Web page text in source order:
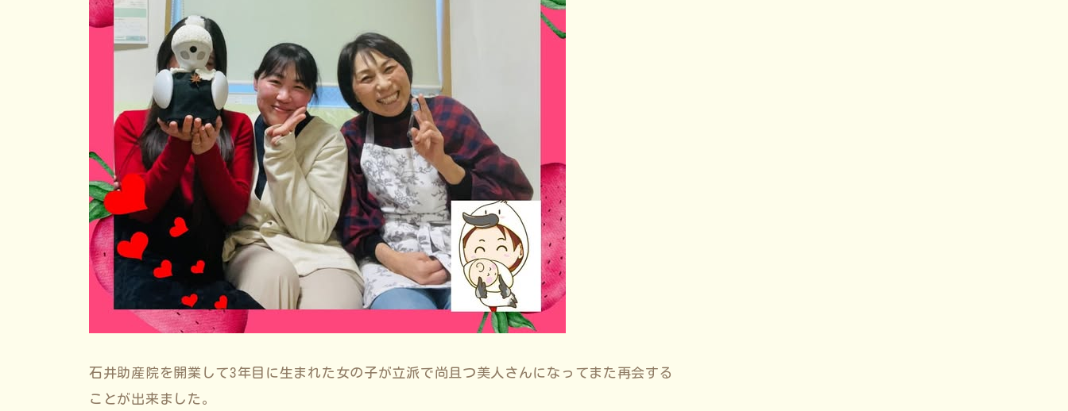
石井助産院を開業して3年目に生まれた女の子が立派で尚且つ美人さんになってまた再会する
ことが出来ました。